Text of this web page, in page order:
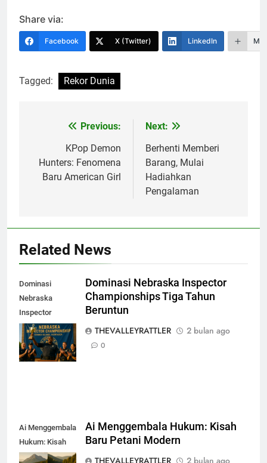
Share via:
Facebook X (Twitter) LinkedIn
Tagged: Rekor Dunia
NavigasiPrevious:
KPop Demon
Hunters: Fenomena
Baru American Girl
Next:
Berhenti Memberi
Barang, Mulai
Hadiahkan
Pengalaman
Related News
Dominasi
Nebraska
Inspector
Championships
Tiga Tahun
Beruntun
Dominasi Nebraska Inspector
Championships Tiga Tahun
Beruntun
THEVALLEYRATTLER
2 bulan ago
0
Ai Menggembala
Hukum: Kisah
Baru Petani
Ai Menggembala Hukum: Kisah
Baru Petani Modern